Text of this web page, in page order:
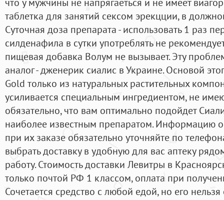
таблетка для занятий сексом эрекцции, в
Суточная доза препарата - использовать 1 раз
силденафила в сутки употреблять не
пищевая добавка Волум не вызывает. Эту
аналог - дженерик сиалис в Украине. Основой
Gold только из натуральных растительных
усиливается специальным ингредиентом, не
обязательно, что вам оптимально подойдет
наиболее известным препаратом. Информацию
при их заказе обязательно уточняйте по
выбрать доставку в удобную для вас аптеку
работу. Стоимость доставки Левитры в
только почтой РФ 1 классом, оплата при
Сочетается средство с любой едой, но его